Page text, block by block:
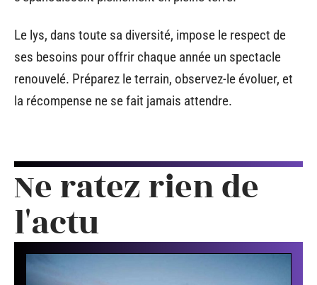
Le lys, dans toute sa diversité, impose le respect de
ses besoins pour offrir chaque année un spectacle
renouvelé. Préparez le terrain, observez-le évoluer, et
la récompense ne se fait jamais attendre.
Ne ratez rien de
l'actu